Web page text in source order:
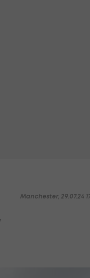
Manchester, 29.07.24